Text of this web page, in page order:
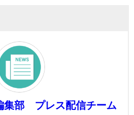
集部 プレス配信チーム